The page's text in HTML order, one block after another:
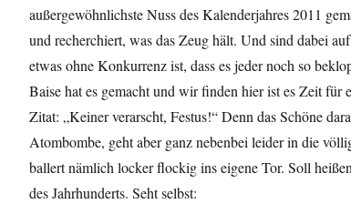
außergewöhnlichste Nuss des Kalenderjahres 2011
und recherchiert, was das Zeug hält. Und sind dabei
etwas ohne Konkurrenz ist, dass es jeder noch so
Baise hat es gemacht und wir finden hier ist es Zeit für
Zitat: „Keiner verarscht, Festus!“ Denn das Schöne
Atombombe, geht aber ganz nebenbei leider in die
ballert nämlich locker flockig ins eigene Tor. Soll
des Jahrhunderts. Seht selbst: